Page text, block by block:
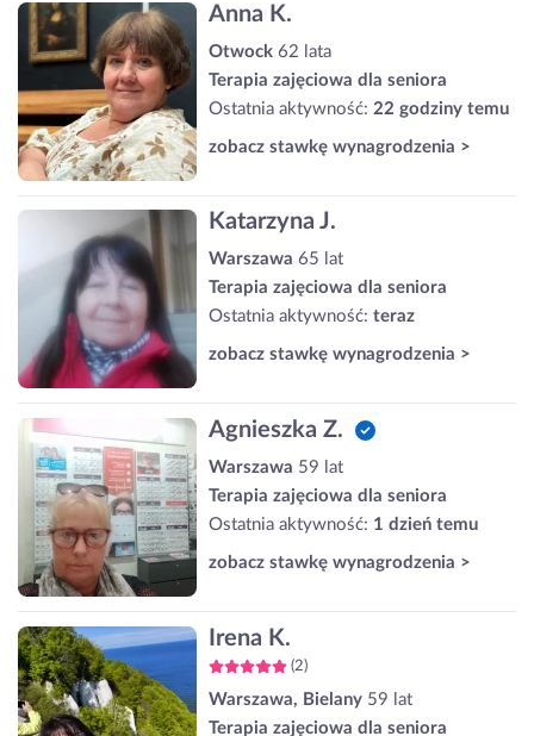
Anna K.
Otwock 62 lata
Terapia zajęciowa dla seniora
Ostatnia aktywność: 22 godziny temu
zobacz stawkę wynagrodzenia >
Katarzyna J.
Warszawa 65 lat
Terapia zajęciowa dla seniora
Ostatnia aktywność: teraz
zobacz stawkę wynagrodzenia >
Agnieszka Z.
Warszawa 59 lat
Terapia zajęciowa dla seniora
Ostatnia aktywność: 1 dzień temu
zobacz stawkę wynagrodzenia >
Irena K.
(2)
Warszawa, Bielany 59 lat
Terapia zajęciowa dla seniora